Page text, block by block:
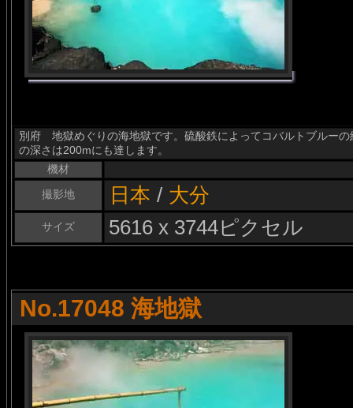
別府 地獄めぐりの海地獄です。硫酸鉄によってコバルトブルー
の深さは200mにも達します。
機材
撮影地
日本 / 大分
サイズ 5616 x 3744ピクセル
No.17048 海地獄